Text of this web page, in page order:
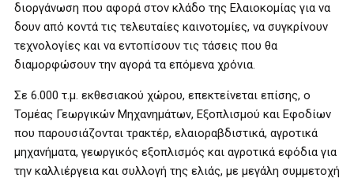
διοργάνωση που αφορά στον κλάδο της Ελαιοκομίας για να
δουν από κοντά τις τελευταίες καινοτομίες, να συγκρίνουν
τεχνολογίες και να εντοπίσουν τις τάσεις που θα
διαμορφώσουν την αγορά τα επόμενα χρόνια.
Σε 6.000 τ.μ. εκθεσιακού χώρου, επεκτείνεται επίσης, ο
Τομέας Γεωργικών Μηχανημάτων, Εξοπλισμού και Εφοδίων
που παρουσιάζονται τρακτέρ, ελαιοραβδιστικά, αγροτικά
μηχανήματα, γεωργικός εξοπλισμός και αγροτικά εφόδια για
την καλλιέργεια και συλλογή της ελιάς, με μεγάλη συμμετοχή